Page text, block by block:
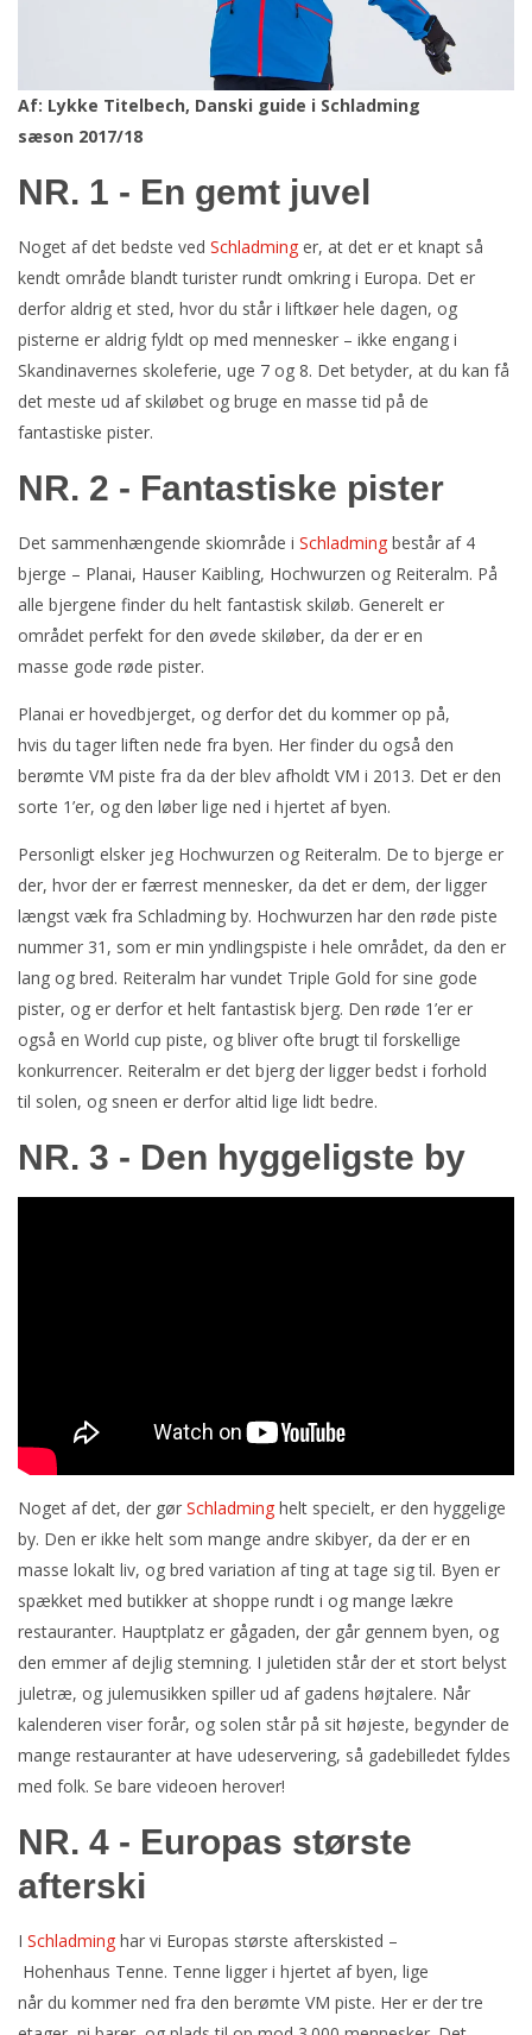
Af: Lykke Titelbech, Danski guide i Schladming
sæson 2017/18
NR. 1 - En gemt juvel
Noget af det bedste ved Schladming er, at det er et knapt så
kendt område blandt turister rundt omkring i Europa. Det er
derfor aldrig et sted, hvor du står i liftkøer hele dagen, og
pisterne er aldrig fyldt op med mennesker – ikke engang i
Skandinavernes skoleferie, uge 7 og 8. Det betyder, at du kan få
det meste ud af skiløbet og bruge en masse tid på de
fantastiske pister.
NR. 2 - Fantastiske pister
Det sammenhængende skiområde i Schladming består af 4
bjerge – Planai, Hauser Kaibling, Hochwurzen og Reiteralm. På
alle bjergene finder du helt fantastisk skiløb. Generelt er
området perfekt for den øvede skiløber, da der er en
masse gode røde pister.
Planai er hovedbjerget, og derfor det du kommer op på,
hvis du tager liften nede fra byen. Her finder du også den
berømte VM piste fra da der blev afholdt VM i 2013. Det er den
sorte 1’er, og den løber lige ned i hjertet af byen.
Personligt elsker jeg Hochwurzen og Reiteralm. De to bjerge er
der, hvor der er færrest mennesker, da det er dem, der ligger
længst væk fra Schladming by. Hochwurzen har den røde piste
nummer 31, som er min yndlingspiste i hele området, da den er
lang og bred. Reiteralm har vundet Triple Gold for sine gode
pister, og er derfor et helt fantastisk bjerg. Den røde 1’er er
også en World cup piste, og bliver ofte brugt til forskellige
konkurrencer. Reiteralm er det bjerg der ligger bedst i forhold
til solen, og sneen er derfor altid lige lidt bedre.
NR. 3 - Den hyggeligste by
Noget af det, der gør Schladming helt specielt, er den hyggelige
by. Den er ikke helt som mange andre skibyer, da der er en
masse lokalt liv, og bred variation af ting at tage sig til. Byen er
spækket med butikker at shoppe rundt i og mange lækre
restauranter. Hauptplatz er gågaden, der går gennem byen, og
den emmer af dejlig stemning. I juletiden står der et stort belyst
juletræ, og julemusikken spiller ud af gadens højtalere. Når
kalenderen viser forår, og solen står på sit højeste, begynder de
mange restauranter at have udeservering, så gadebilledet fyldes
med folk. Se bare videoen herover!
NR. 4 - Europas største
afterski
I Schladming har vi Europas største afterskisted –
Hohenhaus Tenne. Tenne ligger i hjertet af byen, lige
når du kommer ned fra den berømte VM piste. Her er der tre